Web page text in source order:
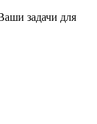
задачи для